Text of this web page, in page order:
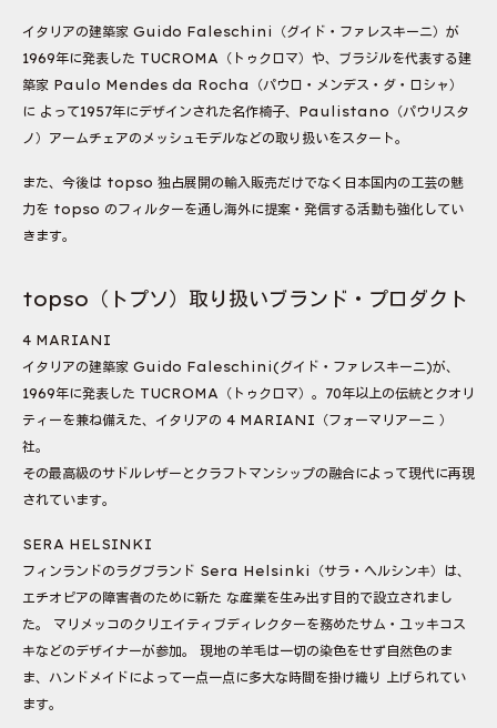
イタリアの建築家 Guido Faleschini（グイド・ファレスキーニ）が
1969年に発表した TUCROMA（トゥクロマ）や、ブラジルを代表する建
築家 Paulo Mendes da Rocha（パウロ・メンデス・ダ・ロシャ）
に よって1957年にデザインされた名作椅子、Paulistano（パウリスタ
ノ）アームチェアのメッシュモデルなどの取り扱いをスタート。
また、今後は topso 独占展開の輸入販売だけでなく日本国内の工芸の魅
力を topso のフィルターを通し海外に提案・発信する活動も強化してい
きます。
topso（トプソ）取り扱いブランド・プロダクト
4 MARIANI
イタリアの建築家 Guido Faleschini(グイド・ファレスキーニ)が、
1969年に発表した TUCROMA（トゥクロマ）。70年以上の伝統とクオリ
ティーを兼ね備えた、イタリアの 4 MARIANI（フォーマリアーニ ）
社。
その最高級のサドルレザーとクラフトマンシップの融合によって現代に再現
されています。
SERA HELSINKI
フィンランドのラグブランド Sera Helsinki（サラ・ヘルシンキ）は、
エチオピアの障害者のために新た な産業を生み出す目的で設立されまし
た。 マリメッコのクリエイティブディレクターを務めたサム・ユッキコス
キなどのデザイナーが参加。 現地の羊毛は一切の染色をせず自然色のま
ま、ハンドメイドによって一点一点に多大な時間を掛け織り 上げられてい
ます。